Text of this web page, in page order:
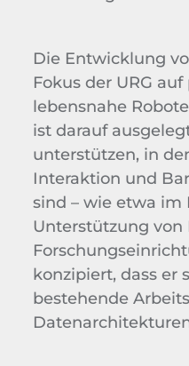
Die Entwicklung
Fokus der URG
lebensnahe
ist darauf
unterstützen, in
Interaktion und
sind – wie etwa im
Unterstützung von
konzipiert, dass er
bestehende